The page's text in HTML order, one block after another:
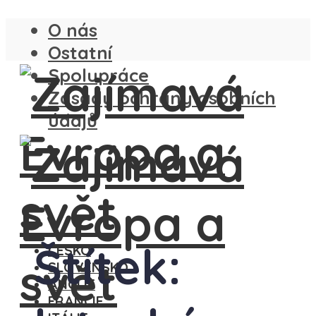
O nás
Ostatní
Spolupráce
Zásady ochrany osobních
údajů
ČESKO
SLOVENSKO
ANGLIE
FRANCIE
Štítek: